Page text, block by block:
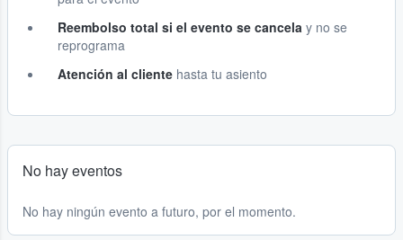
Reembolso total si el evento se cancela y no se
reprograma
Atención al cliente hasta tu asiento
No hay eventos
No hay ningún evento a futuro, por el momento.